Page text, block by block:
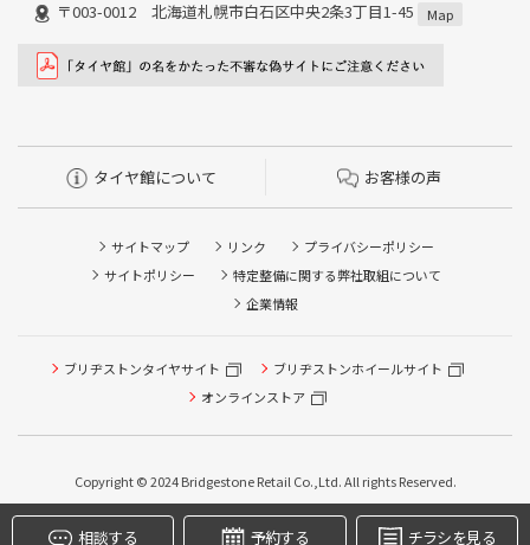
〒003-0012 北海道札幌市白石区中央2条3丁目1-45
Map
タイヤ館について お客様の声
サイトマップ リンク
プライバシーポリシー
サイトポリシー
特定整備に関する弊社取組について
企業情報
ブリヂストンタイヤサイト
ブリヂストンホイールサイト
オンラインストア
Copyright © 2024 Bridgestone Retail Co.,Ltd. All rights Reserved.
相談する 予約する チラシを見る
ピット作業の予約
クローク契約会員専用タイヤ履き替え※タイヤ履き替えを
方はご利用いただけません